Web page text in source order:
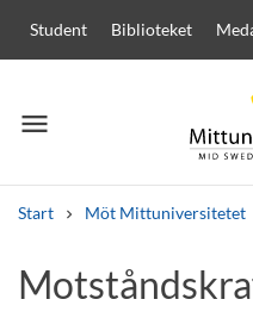
Student Biblioteket
menu
Meny
Start Möt Mittuniversitetet
Andra söktjänster